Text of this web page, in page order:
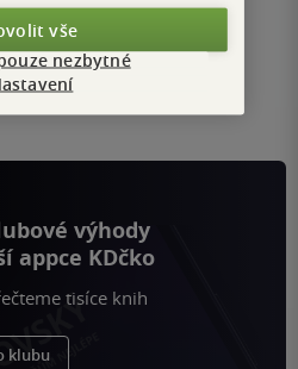
20 z 20
Přejít
na
/ 1
výhody
appce KDčko
tisíce knih
klubu
vše
nezbytné